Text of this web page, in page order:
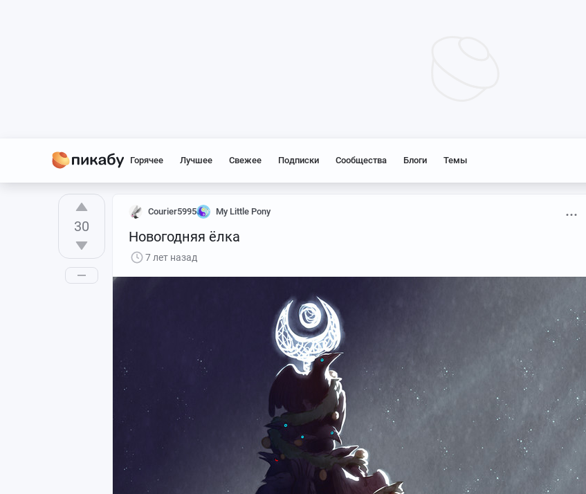
Горячее Лучшее Свежее Подписки Сообщества Блоги Темы
30
Courier5995 My Little Pony
Новогодняя ёлка
7 лет назад